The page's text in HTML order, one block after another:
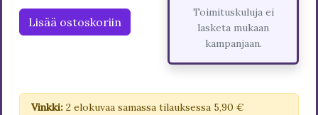
Lisää ostoskoriin
Toimituskuluja ei
lasketa mukaan
kampanjaan.
Vinkki: 2 elokuvaa samassa tilauksessa 5,90 €